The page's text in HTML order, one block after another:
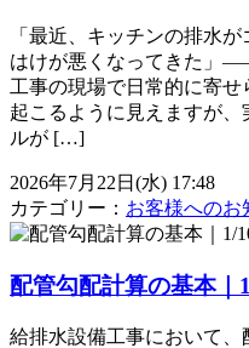
「最近、キッチンの排水
はけが悪くなってきた」
工事の現場で日常的に寄
起こるように見えますが
ルが […]
2026年7月22日(水) 17:48
カテゴリー： お客様へのお
配管勾配計算の基本｜
給排水設備工事において